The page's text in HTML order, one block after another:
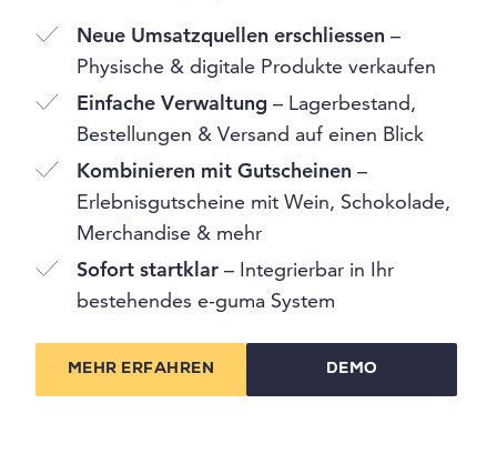
Neue Umsatzquellen erschliessen –
Physische & digitale Produkte verkaufen
Einfache Verwaltung – Lagerbestand,
Bestellungen & Versand auf einen Blick
Kombinieren mit Gutscheinen –
Erlebnisgutscheine mit Wein, Schokolade,
Merchandise & mehr
Sofort startklar – Integrierbar in Ihr
bestehendes e-guma System
MEHR ERFAHREN DEMO